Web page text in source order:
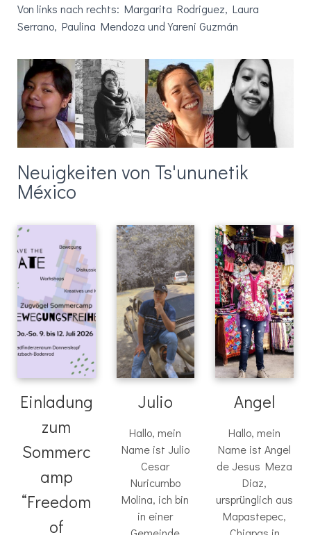
Von links nach rechts: Margarita Rodriguez, Laura
Serrano, Paulina Mendoza und Yareni Guzmán
Neuigkeiten von Ts'ununetik
México
Einladung
zum
Sommerc
amp
“Freedom
of
Julio
Hallo, mein
Name ist Julio
Cesar
Nuricumbo
Molina, ich bin
in einer
Angel
Hallo, mein
Name ist Angel
de Jesus Meza
Diaz,
ursprünglich aus
Mapastepec,